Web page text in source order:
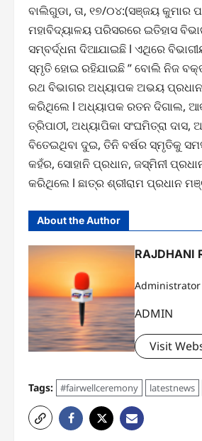
ବାଲିଗୁଡା, ତା, ୧୭/୦୪:(ସଞ୍ଜୟ କୁମାର
ମହାବିଦ୍ୟାଳୟ ପରିସରରେ ଇତିହାସ
ସମ୍ବର୍ଦ୍ଧନା ଦିଆଯାଇଛି l ଏଥିରେ
ସ୍ମୃତି ହୋଇ ରହିଯାଇଛି ” ବୋଲି ନିଜ
ରଥ ବିଭାଗର ଅଧ୍ୟାପକ ଅଭୟ ପ୍ରଧାନ,
କରିଥିଲେ l ଅଧ୍ୟାପକ ରତନ ଦିଗାଲ,
ତ୍ରିପାଠୀ, ଅଧ୍ୟାପିକା ସଂଘମିତ୍ରା
ବିତେଇଥିବା ଦୁଇ, ତିନି ବର୍ଷର ସ୍ମୃତିକୁ
କହଁର, ସୋହାନି ପ୍ରଧାନ, ଜସ୍ମିନୀ
କରିଥିଲେ l ଛାତ୍ର ଶ୍ରୀରାମ ପ୍ରଧାନ
About the Author
RAJDHANI
Administrator
ADMIN
Visit
Tags: #fairwellceremony latestnews